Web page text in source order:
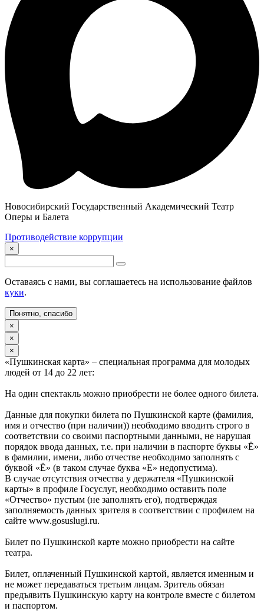
Новосибирский Государственный Академический Театр
Оперы и Балета
Противодействие коррупции
×
Оставаясь с нами, вы соглашаетесь на использование файлов
куки.
Понятно, спасибо
×
×
×
«Пушкинская карта» – специальная программа для молодых
людей от 14 до 22 лет:
На один спектакль можно приобрести не более одного билета.
Данные для покупки билета по Пушкинской карте (фамилия,
имя и отчество (при наличии)) необходимо вводить строго в
соответствии со своими паспортными данными, не нарушая
порядок ввода данных, т.е. при наличии в паспорте буквы «Ё»
в фамилии, имени, либо отчестве необходимо заполнять с
буквой «Ё» (в таком случае буква «Е» недопустима).
В случае отсутствия отчества у держателя «Пушкинской
карты» в профиле Госуслуг, необходимо оставить поле
«Отчество» пустым (не заполнять его), подтверждая
заполняемость данных зрителя в соответствии с профилем на
сайте www.gosuslugi.ru.
Билет по Пушкинской карте можно приобрести на сайте
театра.
Билет, оплаченный Пушкинской картой, является именным и
не может передаваться третьим лицам. Зритель обязан
предъявить Пушкинскую карту на контроле вместе с билетом
и паспортом.